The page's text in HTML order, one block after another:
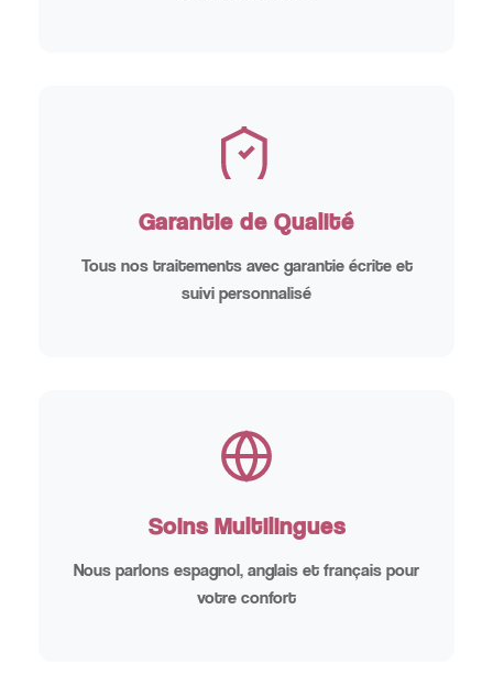
Garantie de Qualité
Tous nos traitements avec garantie écrite et
suivi personnalisé
Soins Multilingues
Nous parlons espagnol, anglais et français pour
votre confort